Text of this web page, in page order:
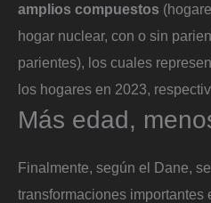
amplios compuestos
hogar nuclear, con o sin
parientes), los cuales
los hogares en 2023,
Más edad,
Finalmente, según el Dane,
transformaciones